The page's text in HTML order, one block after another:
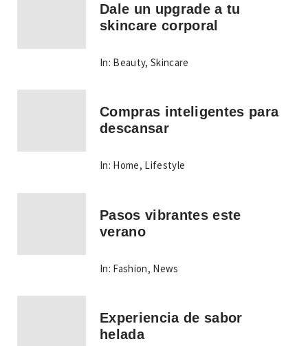
Dale un upgrade a tu
skincare corporal
In: Beauty,Skincare
Compras inteligentes para
descansar
In: Home, Lifestyle
Pasos vibrantes este
verano
In: Fashion, News
Experiencia de sabor
helada